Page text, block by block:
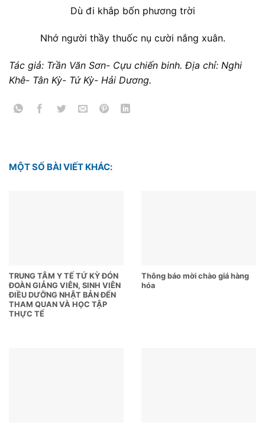
Dù đi khắp bốn phương trời
Nhớ người thầy thuốc nụ cười nắng xuân.
Tác giả: Trần Văn Sơn- Cựu chiến binh. Địa chỉ: Nghi
Khê- Tân Kỳ- Tứ Kỳ- Hải Dương.
MỘT SỐ BÀI VIẾT KHÁC:
TRUNG TÂM Y TẾ TỨ KỲ ĐÓN
ĐOÀN GIẢNG VIÊN, SINH VIÊN
ĐIỀU DƯỠNG NHẬT BẢN ĐẾN
THAM QUAN VÀ HỌC TẬP
THỰC TẾ
Thông báo mời chào giá hàng
hóa